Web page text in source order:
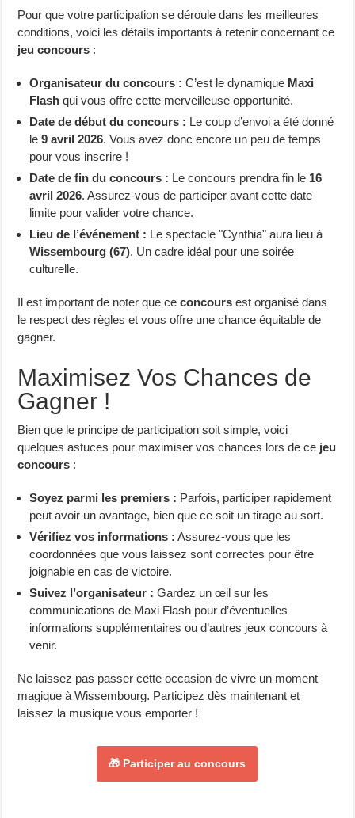
Pour que votre participation se déroule dans les meilleures
conditions, voici les détails importants à retenir concernant ce
jeu concours :
Organisateur du concours : C’est le dynamique Maxi
Flash qui vous offre cette merveilleuse opportunité.
Date de début du concours : Le coup d’envoi a été donné
le9 avril 2026. Vous avez donc encore un peu de temps
pour vous inscrire !
Date de fin du concours : Le concours prendra fin le 16
avril 2026. Assurez-vous de participer avant cette date
limite pour valider votre chance.
Lieu de l’événement : Le spectacle "Cynthia" aura lieu à
Wissembourg (67). Un cadre idéal pour une soirée
culturelle.
Il est important de noter que ceconcours est organisé dans
le respect des règles et vous offre une chance équitable de
gagner.
Maximisez Vos Chances de
Gagner !
Bien que le principe de participation soit simple, voici
quelques astuces pour maximiser vos chances lors de ce jeu
concours :
Soyez parmi les premiers : Parfois, participer rapidement
peut avoir un avantage, bien que ce soit un tirage au sort.
Vérifiez vos informations : Assurez-vous que les
coordonnées que vous laissez sont correctes pour être
joignable en cas de victoire.
Suivez l’organisateur : Gardez un œil sur les
communications de Maxi Flash pour d’éventuelles
informations supplémentaires ou d’autres jeux concours à
venir.
Ne laissez pas passer cette occasion de vivre un moment
magique à Wissembourg. Participez dès maintenant et
laissez la musique vous emporter !
🎁 Participer au concours